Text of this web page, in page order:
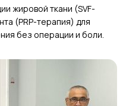
жировой ткани (SVF-
(PRP-терапия) для
без операции и боли.